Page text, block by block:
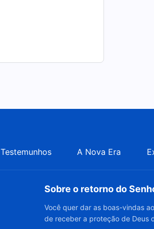
Testemunhos A Nova Era
Sobre o retorno do
Você quer dar as boas-vindas
de receber a proteção de Deus